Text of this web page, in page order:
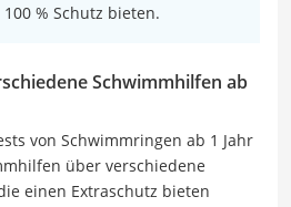
% Schutz bieten.
Schwimmhilfen ab
von Schwimmringen ab 1 Jahr
über verschiedene
einen Extraschutz bieten